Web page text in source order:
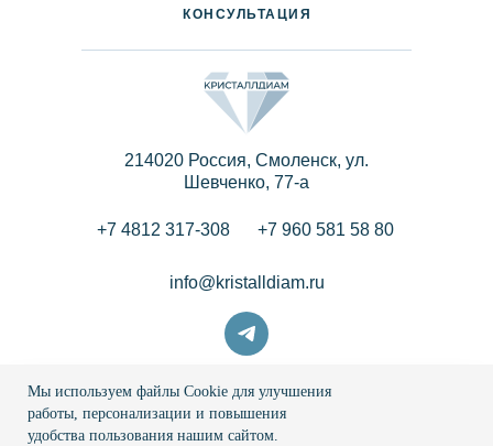
info@kristalldiam.ru
214020 Россия, Смоленск, ул.
Шевченко, 77-a
+7 4812 317-308 +7 960 581 58 80
КОНСУЛЬТАЦИЯ
© 2026 Кристаллдиам
Мы используем файлы Cookie для улучшения
работы, персонализации и повышения
удобства пользования нашим сайтом.